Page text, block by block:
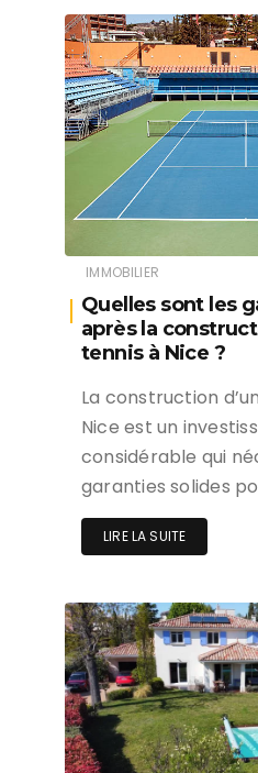
IMMOBILIER
Quelles sont les
après la
tennis à Nice ?
La construction
Nice est un
considérable qui
garanties solides
LIRE LA SUITE